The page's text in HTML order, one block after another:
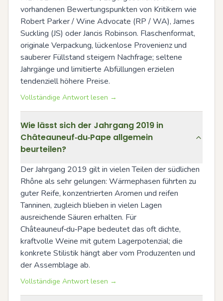
vorhandenen Bewertungspunkten von Kritikern wie
Robert Parker / Wine Advocate (RP / WA), James
Suckling (JS) oder Jancis Robinson. Flaschenformat,
originale Verpackung, lückenlose Provenienz und
sauberer Füllstand steigern Nachfrage; seltene
Jahrgänge und limitierte Abfüllungen erzielen
tendenziell höhere Preise.
Vollständige Antwort lesen →
Wie lässt sich der Jahrgang 2019 in
Châteauneuf‑du‑Pape allgemein
beurteilen?
Der Jahrgang 2019 gilt in vielen Teilen der südlichen
Rhône als sehr gelungen: Wärmephasen führten zu
guter Reife, konzentrierten Aromen und reifen
Tanninen, zugleich blieben in vielen Lagen
ausreichende Säuren erhalten. Für
Châteauneuf‑du‑Pape bedeutet das oft dichte,
kraftvolle Weine mit gutem Lagerpotenzial; die
konkrete Stilistik hängt aber vom Produzenten und
der Assemblage ab.
Vollständige Antwort lesen →